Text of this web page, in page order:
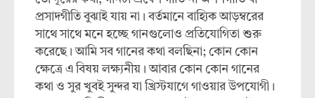
প্রসাদগীতি বুঝাই যায় না। বর্তমানে বাহ্যিক আড়ম্বরের
সাথে সাথে মনে হচ্ছে গানগুলোও প্রতিযোগিতা শুরু
করেছে। আমি সব গানের কথা বলছিনা; কোন কোন
ক্ষেত্রে এ বিষয় লক্ষ্যনীয়। আবার কোন কোন গানের
কথা ও সুর খুবই সুন্দর যা খ্রিস্টযাগে গাওয়ার উপযোগী।